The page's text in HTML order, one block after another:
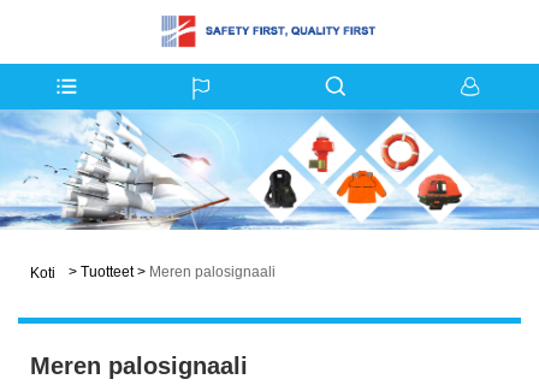
Koti > Tuotteet> Meren palosignaali
Meren palosignaali